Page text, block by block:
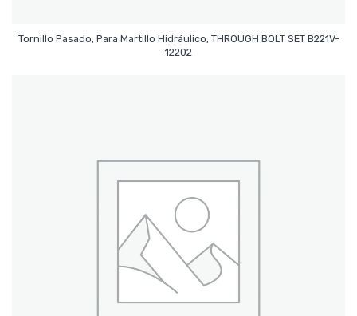
Tornillo Pasado, Para Martillo Hidráulico, THROUGH BOLT SET B221V-
12202
Leer Más